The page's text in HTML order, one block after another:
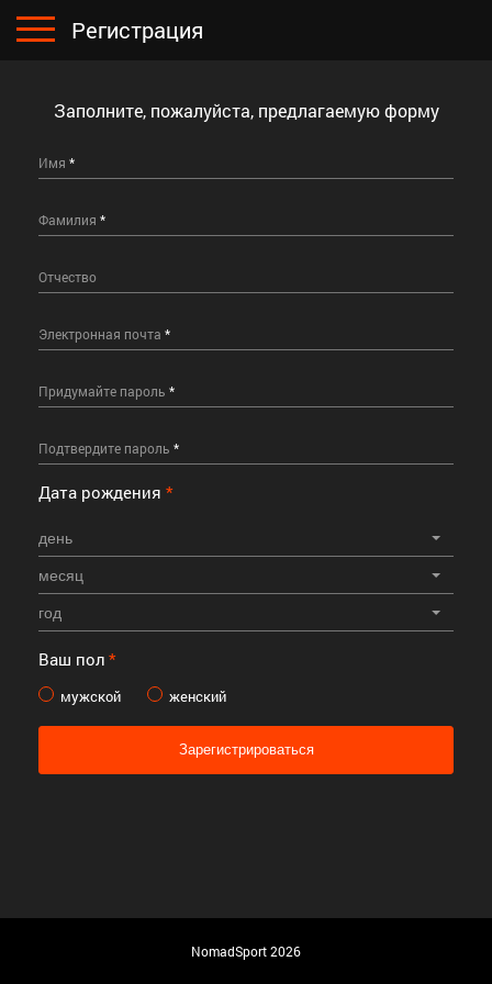
home Главная
Регистрация
Заполните, пожалуйста, предлагаемую форму
Имя *
Фамилия *
Отчество
Электронная почта *
Придумайте пароль *
Подтвердите пароль *
Дата рождения *
день
месяц
год
Ваш пол *
мужской женский
Зарегистрироваться
NomadSport 2026